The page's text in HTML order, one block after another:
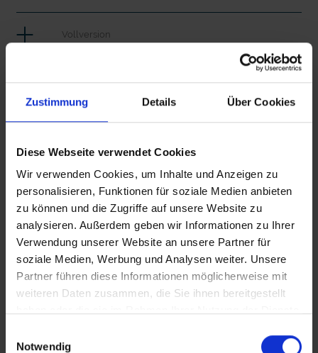
Zustimmung Details Über Cookies
Diese Webseite verwendet Cookies
Wir verwenden Cookies, um Inhalte und Anzeigen zu
personalisieren, Funktionen für soziale Medien anbieten
zu können und die Zugriffe auf unsere Website zu
analysieren. Außerdem geben wir Informationen zu Ihrer
Verwendung unserer Website an unsere Partner für
soziale Medien, Werbung und Analysen weiter. Unsere
Partner führen diese Informationen möglicherweise mit
weiteren Daten zusammen, die Sie ihnen bereitgestellt
Notwendig
Vollversion
FriedhöfeMiniatur_IT.mp4
Zusätzliches Material
Bilder
SRT-Untertitel